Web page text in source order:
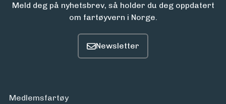
Meld deg på nyhetsbrev, så holder du deg oppdatert
om fartøyvern i Norge.
Medlemsfartøy